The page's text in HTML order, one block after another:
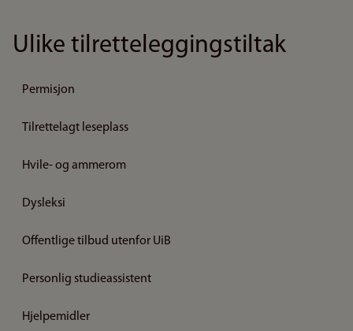
Ulike tilretteleggingstiltak
Permisjon
Tilrettelagt leseplass
Hvile- og ammerom
Dysleksi
Offentlige tilbud utenfor UiB
Personlig studieassistent
Hjelpemidler